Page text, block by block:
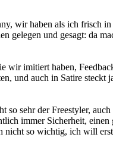
wir haben als ich frisch
gelegen und gesagt: da
imitiert haben,
und auch in Satire steckt
sehr der Freestyler,
immer Sicherheit,
so wichtig, ich will